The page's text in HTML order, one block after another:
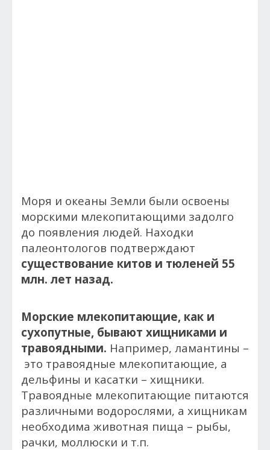
Моря и океаны Земли были освоены
морскими млекопитающими задолго
до появления людей. Находки
палеонтологов подтверждают
существование китов и тюленей 55
млн. лет назад.
Морские млекопитающие, как и
сухопутные, бывают хищниками и
травоядными. Например, ламантины –
это травоядные млекопитающие, а
дельфины и касатки – хищники.
Травоядные млекопитающие питаются
различными водорослями, а хищникам
необходима животная пища – рыбы,
рачки, моллюски и т.п.